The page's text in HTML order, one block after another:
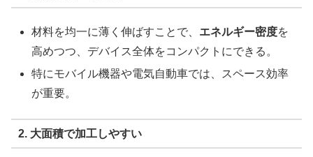
材料を均一に薄く伸ばすことで、 エネルギー密度を
高めつつ、デバイス全体をコンパクトにできる。
特にモバイル機器や電気自動車では、スペース効率
が重要。
2. 大面積で加工しやすい